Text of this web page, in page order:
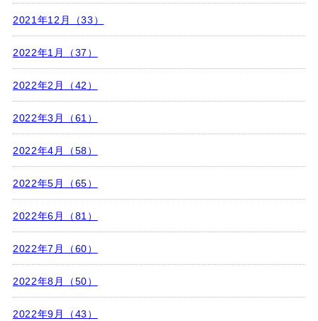
2021年12月（33）
2022年1月（37）
2022年2月（42）
2022年3月（61）
2022年4月（58）
2022年5月（65）
2022年6月（81）
2022年7月（60）
2022年8月（50）
2022年9月（43）